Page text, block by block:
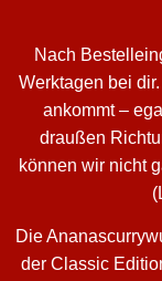
Nach
Werktagen bei
ankommt –
draußen
können wir nicht
Die
der Classic